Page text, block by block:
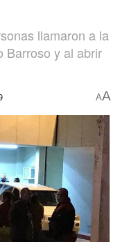
llamaron a la
Barroso y al abrir
AA